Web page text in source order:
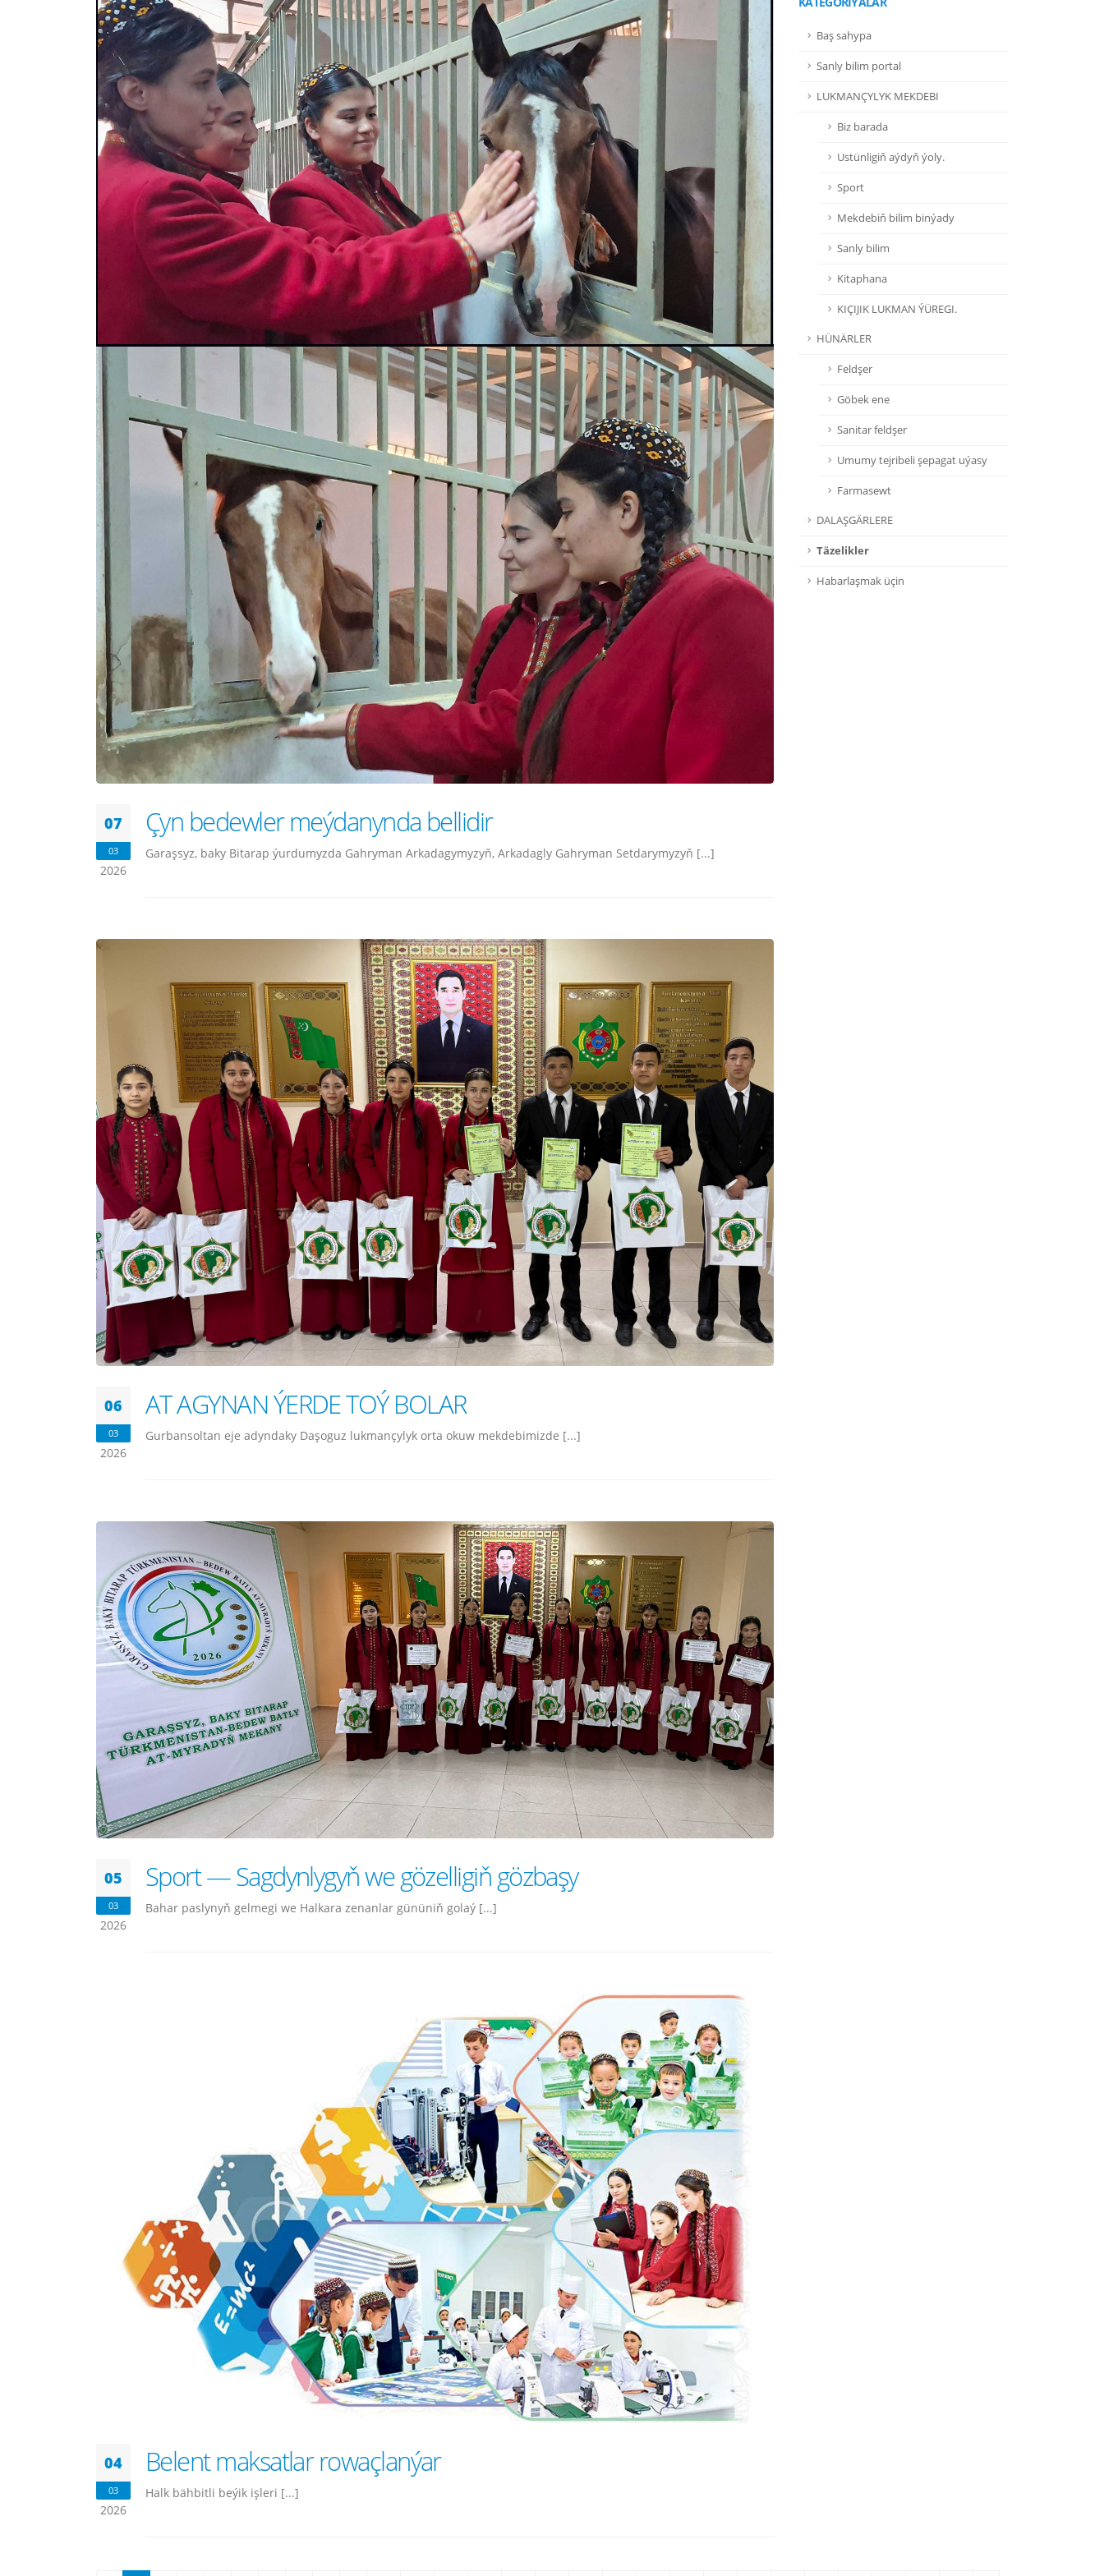
07
03
2026
Çyn bedewler meýdanynda bellidir
Garaşsyz, baky Bitarap ýurdumyzda Gahryman Arkadagymyzyň, Arkadagly Gahryman Setdarymyzyň [...]
06
03
2026
AT AGYNAN ÝERDE TOÝ BOLAR
Gurbansoltan eje adyndaky Daşoguz lukmançylyk orta okuw mekdebimizde [...]
05
03
2026
Sport — Sagdynlygyň we gözelligiň gözbaşy
Bahar paslynyň gelmegi we Halkara zenanlar gününiň golaý [...]
04
03
2026
Belent maksatlar rowaçlanýar
Halk bäh­bit­li be­ýik iş­le­ri [...]
Baş sahypa
Sanly bilim portal
LUKMANÇYLYK MEKDEBI
Biz barada
Ustünligiň aýdyň ýoly.
Sport
Mekdebiň bilim binýady
Sanly bilim
Kitaphana
KIÇIJIK LUKMAN ÝÜREGI.
HÜNÄRLER
Feldşer
Göbek ene
Sanitar feldşer
Umumy tejribeli şepagat uýasy
Farmasewt
DALAŞGÄRLERE
Täzelikler
Habarlaşmak üçin